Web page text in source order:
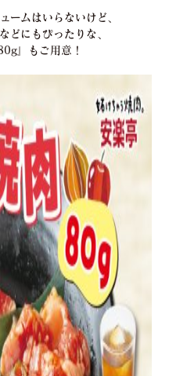
ームはいらないけど、
どにもぴったりな、
』もご用意！